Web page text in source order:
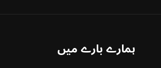
ہمارے بارے میں